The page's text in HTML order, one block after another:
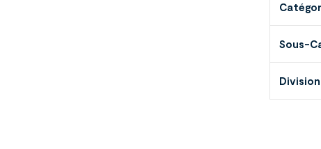
Sous-
Division